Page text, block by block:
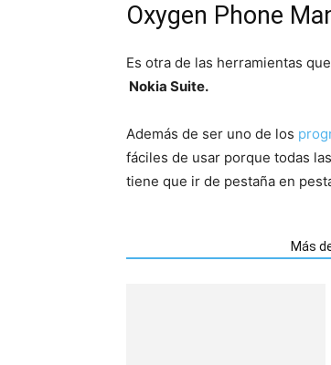
Oxygen Phone
Es otra de las herramientas
Nokia Suite.
Además de ser uno de los
fáciles de usar porque todas
tiene que ir de pestaña en
Más